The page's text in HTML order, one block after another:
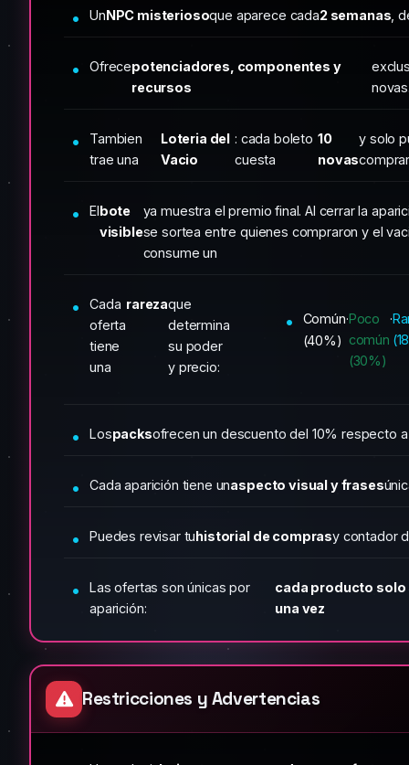
UnNPC misteriosoque aparece cada2 semanas ,
Ofrecepotenciadores, componentes y
recursos
Tambien
trae una
Loteria del
Vacio
: cada boleto
cuesta
10
novas
y solo
Elbote
visible
ya muestra el premio final. Al cerrar la
se sortea entre quienes compraron y el
consume un
Cada
oferta
tiene
una
rarezaque
determina
su poder
y precio:
Común
(40%)
·Poco
común
(30%)
·
Lospacksofrecen un descuento del 10% respecto
Cada aparición tiene unaspecto visual y frases
Puedes revisar tuhistorial de comprasy contador
Las ofertas son únicas por
aparición:
cada producto solo
una vez
Restricciones y Advertencias